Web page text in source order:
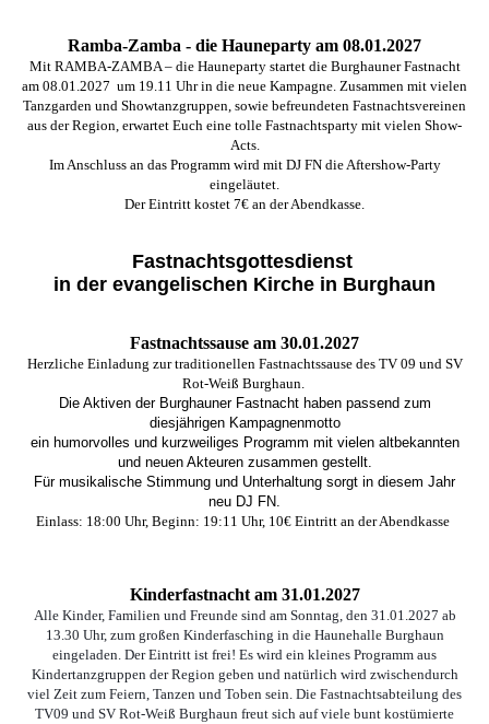
Ramba-Zamba - die Hauneparty am 08.01.2027
Mit RAMBA-ZAMBA – die Hauneparty startet die Burghauner Fastnacht
am 08.01.2027 um 19.11 Uhr in die neue Kampagne. Zusammen mit vielen
Tanzgarden und Showtanzgruppen, sowie befreundeten Fastnachtsvereinen
aus der Region, erwartet Euch eine tolle Fastnachtsparty mit vielen Show-
Acts.
Im Anschluss an das Programm wird mit DJ FN die Aftershow-Party
eingeläutet.
Der Eintritt kostet 7€ an der Abendkasse.
Fastnachtsgottesdienst
in der evangelischen Kirche in Burghaun
Fastnachtssause am 30.01.2027
Herzliche Einladung zur traditionellen Fastnachtssause des TV 09 und SV
Rot-Weiß Burghaun.
Die Aktiven der Burghauner Fastnacht haben passend zum
diesjährigen Kampagnenmotto
ein humorvolles und kurzweiliges Programm mit vielen altbekannten
und neuen Akteuren zusammen gestellt.
Für musikalische Stimmung und Unterhaltung sorgt in diesem Jahr
neu DJ FN.
Einlass: 18:00 Uhr, Beginn: 19:11 Uhr, 10€ Eintritt an der Abendkasse
Kinderfastnacht am 31.01.2027
Alle Kinder, Familien und Freunde sind am Sonntag, den 31.01.2027 ab
13.30 Uhr, zum großen Kinderfasching in die Haunehalle Burghaun
eingeladen. Der Eintritt ist frei! Es wird ein kleines Programm aus
Kindertanzgruppen der Region geben und natürlich wird zwischendurch
viel Zeit zum Feiern, Tanzen und Toben sein. Die Fastnachtsabteilung des
TV09 und SV Rot-Weiß Burghaun freut sich auf viele bunt kostümierte